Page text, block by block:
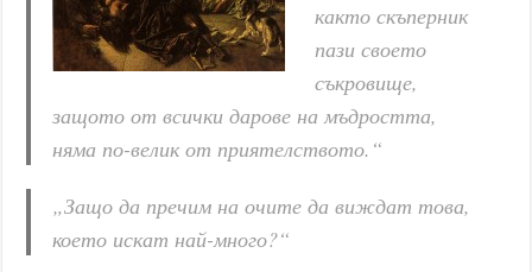
както скъперник
пази своето
съкровище,
защото от всички дарове на мъдростта,
няма по-велик от приятелството.“
„Защо да пречим на очите да виждат това,
което искат най-много?“